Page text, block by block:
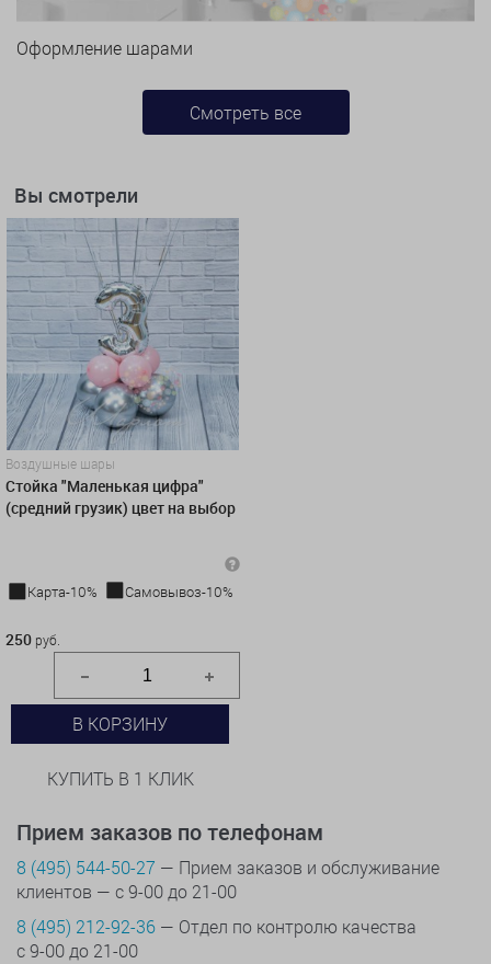
Оформление шарами
Смотреть все
Вы смотрели
Воздушные шары
Стойка "Маленькая цифра"
(средний грузик) цвет на выбор
Карта-10%
Самовывоз-10%
250 руб.
В КОРЗИНУ
КУПИТЬ В 1 КЛИК
Прием заказов по телефонам
8 (495) 544-50-27 — Прием заказов и обслуживание
клиентов — с 9-00 до 21-00
8 (495) 212-92-36 — Отдел по контролю качества
с 9-00 до 21-00